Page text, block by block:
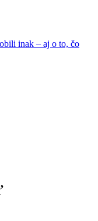
inak – aj o to, čo